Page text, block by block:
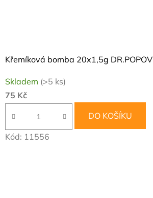
Křemíková bomba 20x1,5g DR.POPOV
Skladem (>5 ks)
75 Kč
DO KOŠÍKU
Kód: 11556